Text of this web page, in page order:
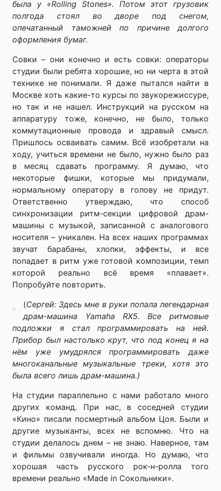
была у «Rolling Stones». Потом этот грузовик
полгода стоял во дворе под снегом,
опечатанный таможней по причине долгого
оформления бумаг.
Совки – они конечно и есть совки: операторы
студии были ребята хорошие, но ни черта в этой
технике не понимали. Я даже пытался найти в
Москве хоть какие-то курсы по звукорежиссуре,
но так и не нашел. Инструкций на русском на
аппаратуру тоже, конечно, не было, только
коммутационные провода и здравый смысл.
Пришлось осваивать самим. Всё изобретали на
ходу, учиться времени не было, нужно было раз
в месяц сдавать программу. Я думаю, что
некоторые фишки, которые мы придумали,
нормальному оператору в голову не придут.
Ответственно утверждаю, что способ
синхронизации ритм-секции цифровой драм-
машины с музыкой, записанной с аналогового
носителя – уникален. На всех наших программах
звучат барабаны, хлопки, эффекты, и все
попадает в ритм уже готовой композиции, темп
которой реально всё время «плавает».
Попробуйте повторить.
(Сергей: Здесь мне в руки попала легендарная
драм-машина Yamaha RX5. Все ритмовые
подложки я стал программировать на ней.
Прибор был настолько крут, что под конец я на
нём уже умудрялся программировать даже
многоканальные музыкальные треки, хотя это
была всего лишь драм-машина.)
На студии параллельно с нами работало много
других команд. При нас, в соседней студии
«Кино» писали посмертный альбом Цоя. Были и
другие музыканты, всех не вспомню. Что на
студии делалось днем – не знаю. Наверное, там
и фильмы озвучивали иногда. Но думаю, что
хорошая часть русского рок-н-ролла того
времени реально «Made in Сокольники».